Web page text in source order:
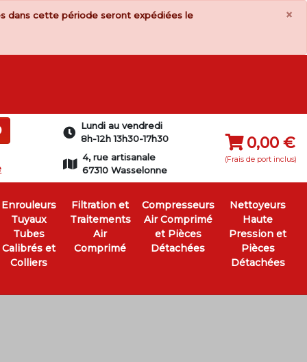
dans cette période seront expédiées le
×
Lundi au vendredi
8h-12h 13h30-17h30
4, rue artisanale
67310 Wasselonne
0,00 €
(Frais de port inclus)
Enrouleurs
Tuyaux
Tubes
Calibrés et
Colliers
Filtration et
Traitements
Air
Comprimé
Compresseurs
Air Comprimé
et Pièces
Détachées
Nettoyeurs
Haute
Pression et
Pièces
Détachées